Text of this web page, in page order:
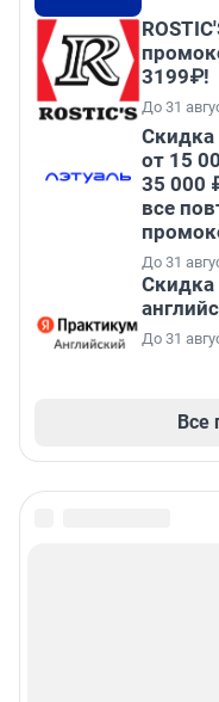
3199₽!
До 31
Скидка
от 15
35 000
все
До 31
Скидка
До 31
Все